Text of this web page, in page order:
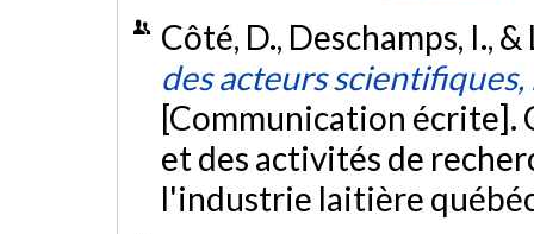
Côté, D., Deschamps, I.,
des acteurs
[Communication écrite].
et des activités de
l'industrie laitière